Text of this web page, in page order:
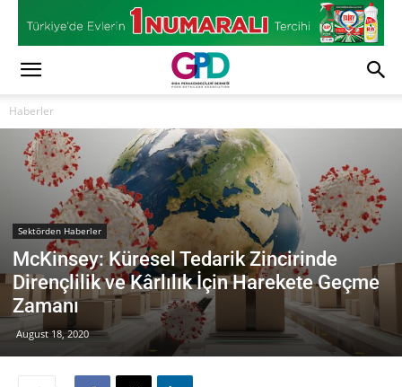
Haberler
Sektörden Haberler
McKinsey: Küresel Tedarik Zincirinde
Dirençlilik ve Kârlılık İçin Harekete Geçme
Zamanı
August 18, 2020